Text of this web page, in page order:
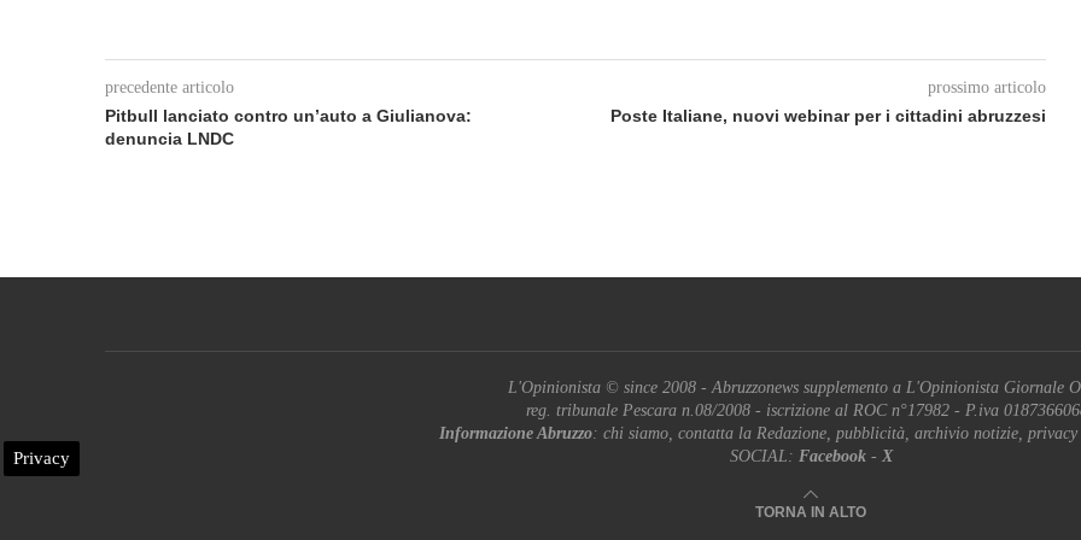
precedente articolo
Pitbull lanciato contro un’auto a Giulianova:
denuncia LNDC
prossimo articolo
Poste Italiane, nuovi webinar per i cittadini abruzzesi
L'Opinionista © since 2008 - Abruzzonews supplemento a L'Opinionista Giornale
reg. tribunale Pescara n.08/2008 - iscrizione al ROC n°17982 - P.iva
Informazione Abruzzo: chi siamo, contatta la Redazione, pubblicità, archivio notizie, privacy
SOCIAL: Facebook- X
Privacy
TORNA IN ALTO